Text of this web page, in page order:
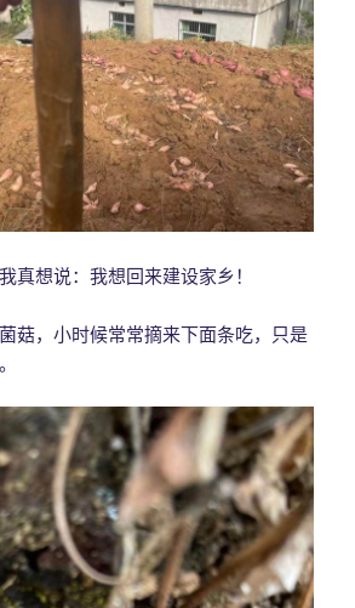
真想说：我想回来建设家乡！
菇，小时候常常摘来下面条吃，只是